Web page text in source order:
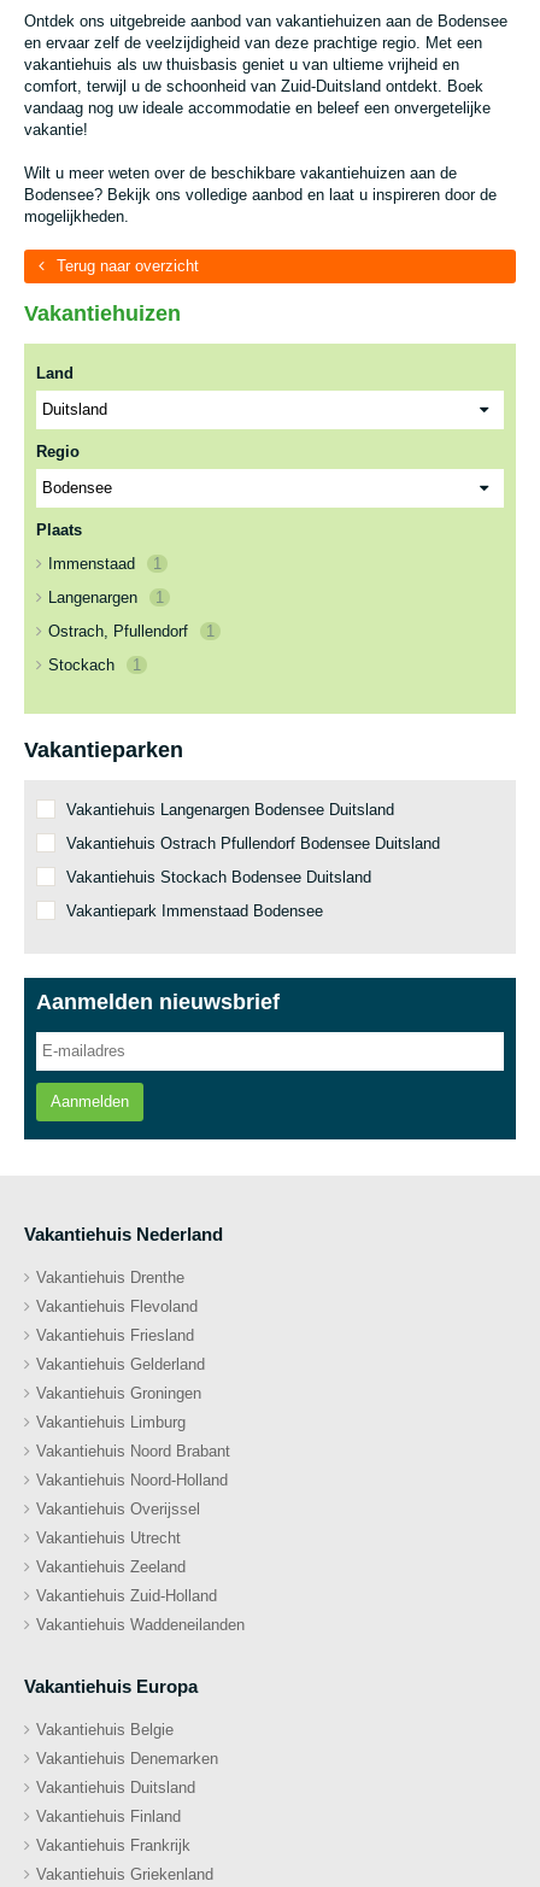
Ontdek ons uitgebreide aanbod van vakantiehuizen aan de Bodensee
en ervaar zelf de veelzijdigheid van deze prachtige regio. Met een
vakantiehuis als uw thuisbasis geniet u van ultieme vrijheid en
comfort, terwijl u de schoonheid van Zuid-Duitsland ontdekt. Boek
vandaag nog uw ideale accommodatie en beleef een onvergetelijke
vakantie!
Wilt u meer weten over de beschikbare vakantiehuizen aan de
Bodensee? Bekijk ons volledige aanbod en laat u inspireren door de
mogelijkheden.
Terug naar overzicht
Vakantiehuizen
Land
Regio
Plaats
Immenstaad
1
Langenargen
1
Ostrach, Pfullendorf
1
Stockach
1
Vakantieparken
Vakantiehuis Langenargen Bodensee Duitsland
Vakantiehuis Ostrach Pfullendorf Bodensee Duitsland
Vakantiehuis Stockach Bodensee Duitsland
Vakantiepark Immenstaad Bodensee
Aanmelden nieuwsbrief
Aanmelden
Vakantiehuis Nederland
Vakantiehuis Drenthe
Vakantiehuis Flevoland
Vakantiehuis Friesland
Vakantiehuis Gelderland
Vakantiehuis Groningen
Vakantiehuis Limburg
Vakantiehuis Noord Brabant
Vakantiehuis Noord-Holland
Vakantiehuis Overijssel
Vakantiehuis Utrecht
Vakantiehuis Zeeland
Vakantiehuis Zuid-Holland
Vakantiehuis Waddeneilanden
Vakantiehuis Europa
Vakantiehuis Belgie
Vakantiehuis Denemarken
Vakantiehuis Duitsland
Vakantiehuis Finland
Vakantiehuis Frankrijk
Vakantiehuis Griekenland